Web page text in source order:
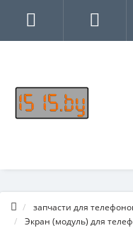
запчасти для
Экран (модуль) для